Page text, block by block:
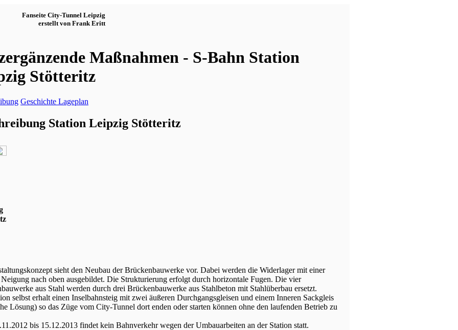
Fanseite City-Tunnel Leipzig
erstellt von Frank Eritt
Maßnahmen - S-Bahn Station
Stötteritz
Geschichte Lageplan
Station Leipzig Stötteritz
sieht den Neubau der Brückenbauwerke vor. Dabei werden die Widerlager mit einer
nach oben ausgebildet. Die Strukturierung erfolgt durch horizontale Fugen. Die vier
aus Stahl werden durch drei Brückenbauwerke aus Stahlbeton mit Stahlüberbau ersetzt.
selbst erhalt einen Inselbahnsteig mit zwei äußeren Durchgangsgleisen und einem Inneren Sackgleis
Lösung) so das Züge vom City-Tunnel dort enden oder starten können ohne den laufenden Betrieb zu
bis 15.12.2013 findet kein Bahnverkehr wegen der Umbauarbeiten an der Station statt.